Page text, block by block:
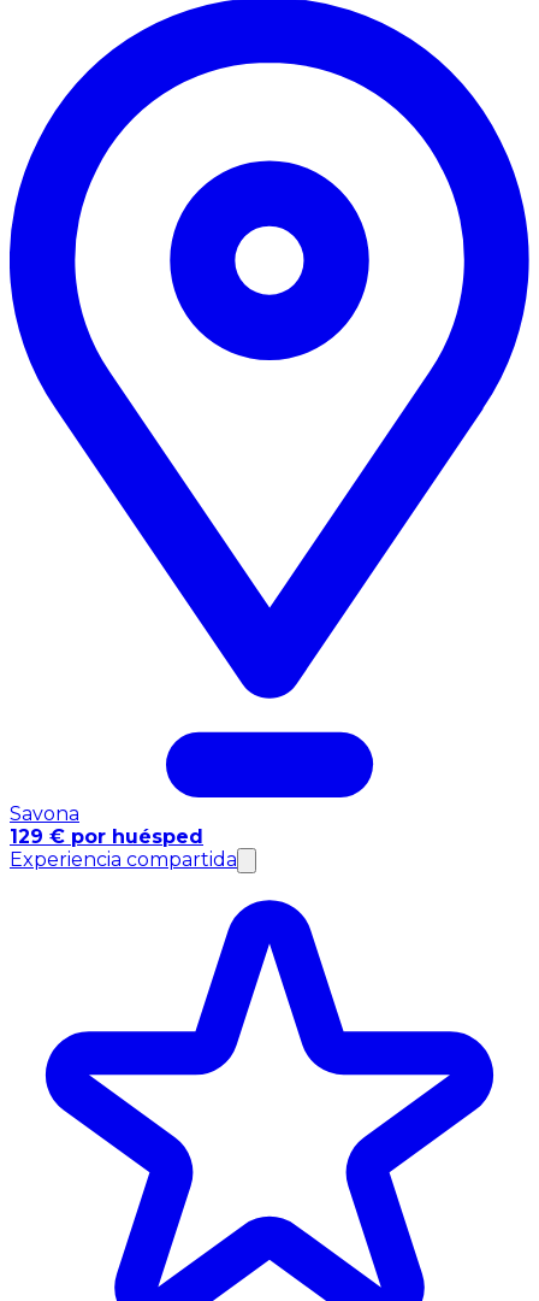
Savona
129 € por huésped
Experiencia compartida